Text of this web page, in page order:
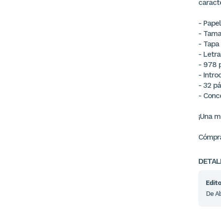
-
-
-
-
- 978
-
- 32
-
¡Una
De